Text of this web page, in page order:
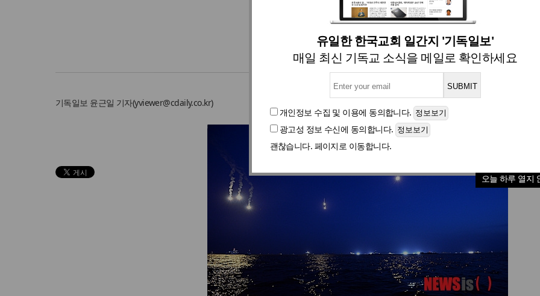
유일한 한국교회 일간지 '기독일보'
매일 최신 기독교 소식을 메일로 확인하세요
개인정보 수집 및 이용에 동의합니다.
광고성 정보 수신에 동의합니다.
괜찮습니다. 페이지로 이동합니다.
오늘 하루 열지
사건·사고 사건·사고 입력 2014. 04. 24 22:19
[포토뉴스] 바다를 밝혀라
기독일보 윤근일 기자(yviewer@cdaily.co.kr)